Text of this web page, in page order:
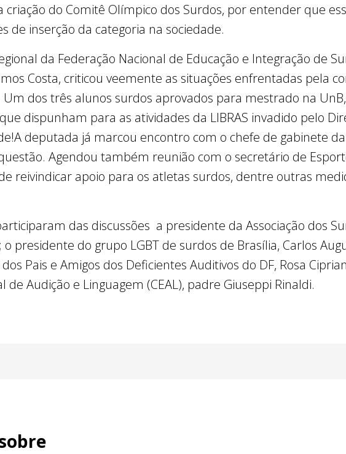
criação do Comitê Olímpico dos Surdos, por entender que
de inserção da categoria na sociedade.
da Federação Nacional de Educação e Integração de
Costa, criticou veemente as situações enfrentadas pela
Um dos três alunos surdos aprovados para mestrado na
dispunham para as atividades da LIBRAS invadido pelo
deputada já marcou encontro com o chefe de gabinete
Agendou também reunião com o secretário de
reivindicar apoio para os atletas surdos, dentre outras
das discussões a presidente da Associação dos
o presidente do grupo LGBT de surdos de Brasília, Carlos
dos Pais e Amigos dos Deficientes Auditivos do DF, Rosa
de Audição e Linguagem (CEAL), padre Giuseppi Rinaldi.